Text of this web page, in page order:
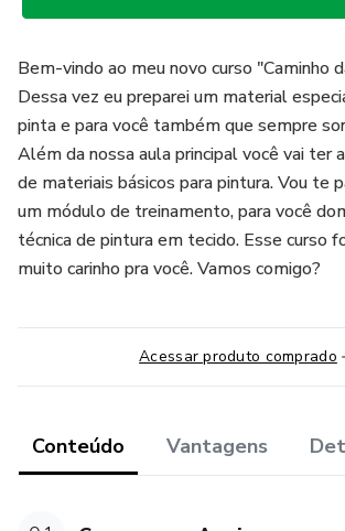
Bem-vindo ao meu novo curso "Caminho
Dessa vez eu preparei um material
pinta e para você também que sempre
Além da nossa aula principal você vai ter
de materiais básicos para pintura. Vou te
um módulo de treinamento, para você
técnica de pintura em tecido. Esse curso
muito carinho pra você. Vamos comigo?
Acessar produto comprado
Conteúdo Vantagens